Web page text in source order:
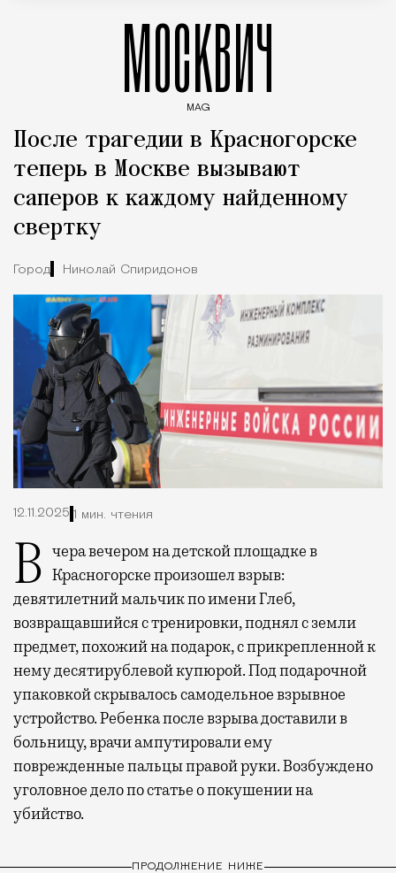
МОСКВИЧ
MAG
После трагедии в Красногорске
теперь в Москве вызывают
саперов к каждому найденному
свертку
Город Николай Спиридонов
12.11.2025 1 мин. чтения
Вчера вечером на детской площадке в Красногорске произошел взрыв:
девятилетний мальчик по имени Глеб,
возвращавшийся с тренировки, поднял с земли
предмет, похожий на подарок, с прикрепленной к
нему десятирублевой купюрой. Под подарочной
упаковкой скрывалось самодельное взрывное
устройство. Ребенка после взрыва доставили в
больницу, врачи ампутировали ему
поврежденные пальцы правой руки. Возбуждено
уголовное дело по статье о покушении на
убийство.
ПРОДОЛЖЕНИЕ НИЖЕ